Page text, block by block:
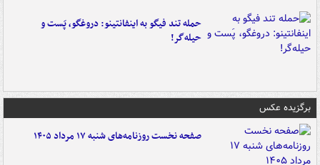
حمله تند فیگو به اینفانتینو: دروغگو، پَست‌ و
حیله‌گر!
برگزیده عکس
صفحه نخست روزنامه‌های شنبه ۱۷ مرداد ۱۴۰۵